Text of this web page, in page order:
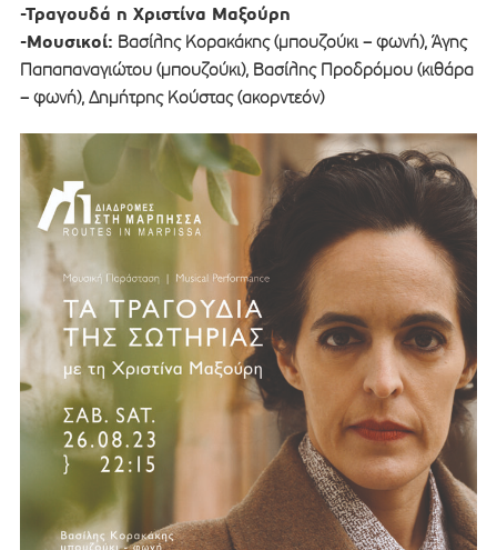
-Τραγουδά η Χριστίνα Μαξούρη
-Μουσικοί: Βασίλης Κορακάκης (μπουζούκι – φωνή), Άγης
Παπαπαναγιώτου (μπουζούκι), Βασίλης Προδρόμου (κιθάρα
– φωνή), Δημήτρης Κούστας (ακορντεόν)